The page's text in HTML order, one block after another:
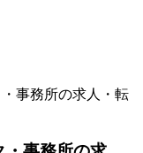
事務所の求人・転